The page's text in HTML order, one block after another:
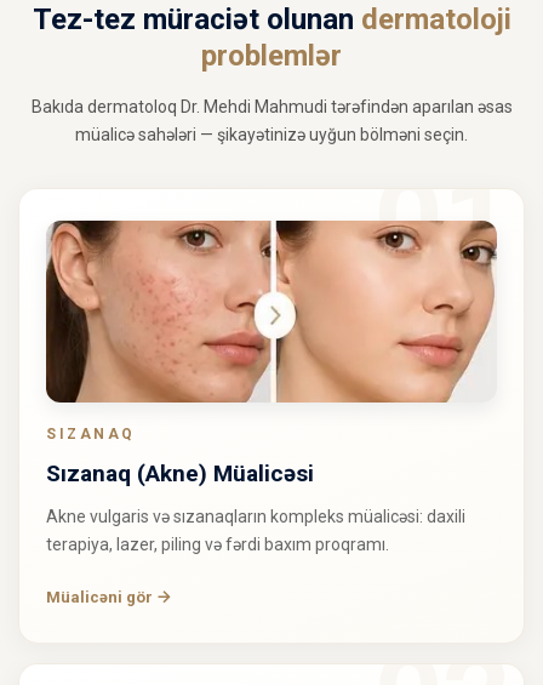
Tez-tez müraciət olunan dermatoloji
problemlər
Bakıda dermatoloq Dr. Mehdi Mahmudi tərəfindən aparılan əsas
müalicə sahələri — şikayətinizə uyğun bölməni seçin.
SIZANAQ
Sızanaq (Akne) Müalicəsi
Akne vulgaris və sızanaqların kompleks müalicəsi: daxili
terapiya, lazer, piling və fərdi baxım proqramı.
Müalicəni gör